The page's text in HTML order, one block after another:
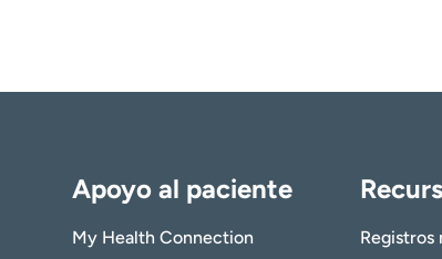
Apoyo al paciente
My Health Connection
Registros